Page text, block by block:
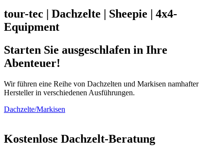
tour-tec | Dachzelte | Sheepie | 4x4-
Equipment
Starten Sie ausgeschlafen in Ihre
Abenteuer!
Wir führen eine Reihe von Dachzelten und Markisen namhafter
Hersteller in verschiedenen Ausführungen.
Dachzelte/Markisen
Kostenlose Dachzelt-Beratung